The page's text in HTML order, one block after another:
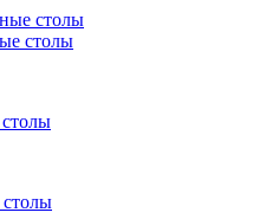
столы
столы